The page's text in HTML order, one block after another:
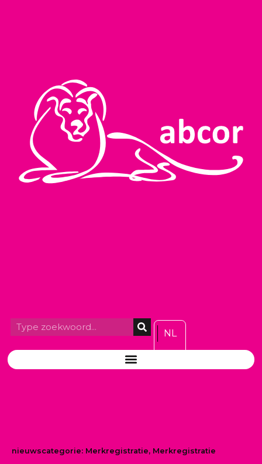
NL
nieuwscategorie: Merkregistratie, Merkregistratie